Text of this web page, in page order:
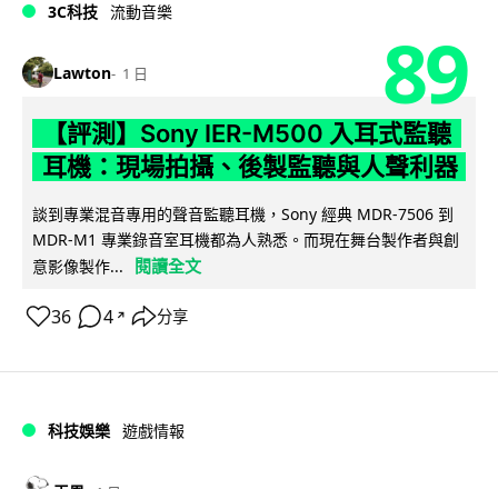
3C科技 流動音樂
Lawton 1 日 89
【評測】Sony IER-M500 入耳式監聽
耳機：現場拍攝、後製監聽與人聲利器
談到專業混音專用的聲音監聽耳機，Sony 經典 MDR-7506 到
MDR-M1 專業錄音室耳機都為人熟悉。而現在舞台製作者與創
意影像製作...
閱讀全文
36 4 ↗ 分享
科技娛樂 遊戲情報